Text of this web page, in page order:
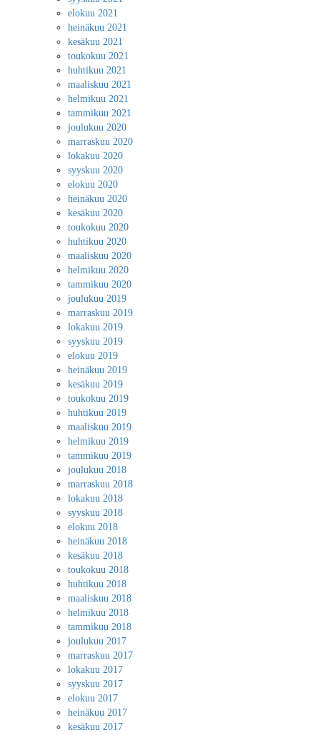
elokuu 2021
heinäkuu 2021
kesäkuu 2021
toukokuu 2021
huhtikuu 2021
maaliskuu 2021
helmikuu 2021
tammikuu 2021
joulukuu 2020
marraskuu 2020
lokakuu 2020
syyskuu 2020
elokuu 2020
heinäkuu 2020
kesäkuu 2020
toukokuu 2020
huhtikuu 2020
maaliskuu 2020
helmikuu 2020
tammikuu 2020
joulukuu 2019
marraskuu 2019
lokakuu 2019
syyskuu 2019
elokuu 2019
heinäkuu 2019
kesäkuu 2019
toukokuu 2019
huhtikuu 2019
maaliskuu 2019
helmikuu 2019
tammikuu 2019
joulukuu 2018
marraskuu 2018
lokakuu 2018
syyskuu 2018
elokuu 2018
heinäkuu 2018
kesäkuu 2018
toukokuu 2018
huhtikuu 2018
maaliskuu 2018
helmikuu 2018
tammikuu 2018
joulukuu 2017
marraskuu 2017
lokakuu 2017
syyskuu 2017
elokuu 2017
heinäkuu 2017
kesäkuu 2017